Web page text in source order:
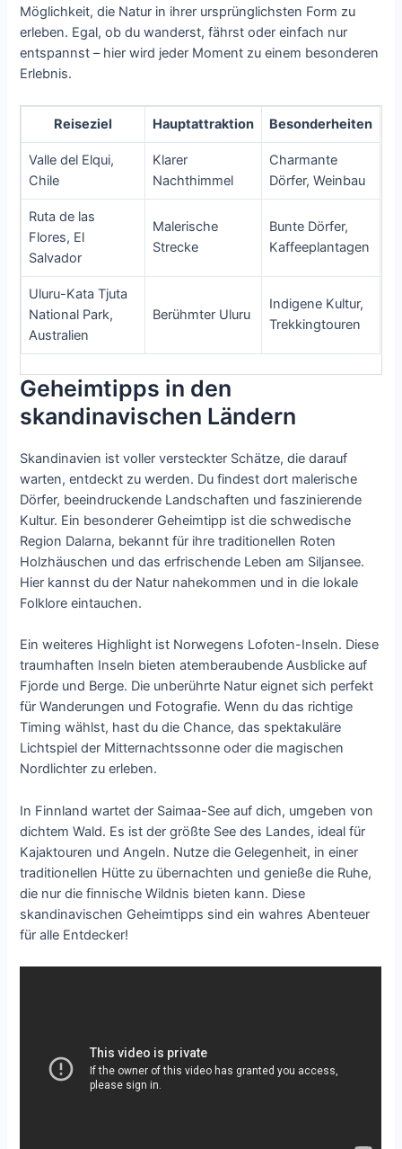
Möglichkeit, die Natur in ihrer ursprünglichsten Form zu
erleben. Egal, ob du wanderst, fährst oder einfach nur
entspannst – hier wird jeder Moment zu einem besonderen
Erlebnis.
Reiseziel Hauptattraktion Besonderheiten
Valle del Elqui,
Chile
Klarer
Nachthimmel
Charmante
Dörfer, Weinbau
Ruta de las
Flores, El
Salvador
Malerische
Strecke
Bunte Dörfer,
Kaffeeplantagen
Uluru-Kata Tjuta
National Park,
Australien
Berühmter Uluru
Indigene Kultur,
Trekkingtouren
Geheimtipps in den
skandinavischen Ländern
Skandinavien ist voller versteckter Schätze, die darauf
warten, entdeckt zu werden. Du findest dort malerische
Dörfer, beeindruckende Landschaften und faszinierende
Kultur. Ein besonderer Geheimtipp ist die schwedische
Region Dalarna, bekannt für ihre traditionellen Roten
Holzhäuschen und das erfrischende Leben am Siljansee.
Hier kannst du der Natur nahekommen und in die lokale
Folklore eintauchen.
Ein weiteres Highlight ist Norwegens Lofoten-Inseln. Diese
traumhaften Inseln bieten atemberaubende Ausblicke auf
Fjorde und Berge. Die unberührte Natur eignet sich perfekt
für Wanderungen und Fotografie. Wenn du das richtige
Timing wählst, hast du die Chance, das spektakuläre
Lichtspiel der Mitternachtssonne oder die magischen
Nordlichter zu erleben.
In Finnland wartet der Saimaa-See auf dich, umgeben von
dichtem Wald. Es ist der größte See des Landes, ideal für
Kajaktouren und Angeln. Nutze die Gelegenheit, in einer
traditionellen Hütte zu übernachten und genieße die Ruhe,
die nur die finnische Wildnis bieten kann. Diese
skandinavischen Geheimtipps sind ein wahres Abenteuer
für alle Entdecker!